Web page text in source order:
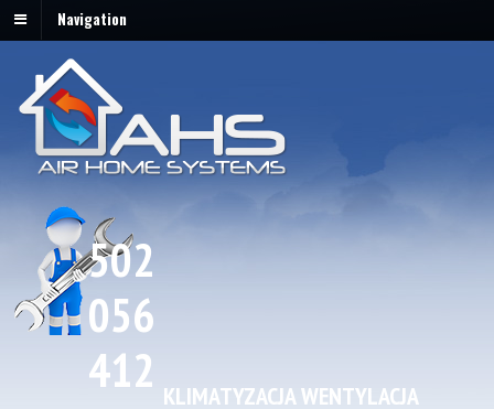
Navigation
502
056
412 KLIMATYZACJA WENTYLACJA